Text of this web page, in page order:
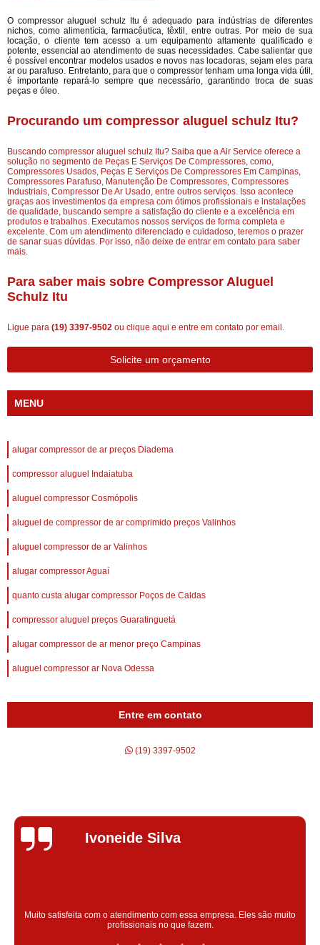
O compressor aluguel schulz Itu é adequado para indústrias de diferentes
nichos, como alimentícia, farmacêutica, têxtil, entre outras. Por meio de sua
locação, o cliente tem acesso a um equipamento altamente qualificado e
potente, essencial ao atendimento de suas necessidades. Cabe salientar que
é possível encontrar modelos usados e novos nas locadoras, sejam eles para
ar ou parafuso. Entretanto, para que o compressor tenham uma longa vida útil,
é importante repará-lo sempre que necessário, garantindo troca de suas
peças e óleo.
Procurando um compressor aluguel schulz Itu?
Buscando compressor aluguel schulz Itu? Saiba que a Air Service oferece a
solução no segmento de Peças E Serviços De Compressores, como,
Compressores Usados, Peças E Serviços De Compressores Em Campinas,
Compressores Parafuso, Manutenção De Compressores, Compressores
Industriais, Compressor De Ar Usado, entre outros serviços. Isso acontece
graças aos investimentos da empresa com ótimos profissionais e instalações
de qualidade, buscando sempre a satisfação do cliente e a excelência em
produtos e trabalhos. Executamos nossos serviços de forma completa e
excelente. Com um atendimento diferenciado e cuidadoso, teremos o prazer
de sanar suas dúvidas. Por isso, não deixe de entrar em contato para saber
mais.
Para saber mais sobre Compressor Aluguel
Schulz Itu
Ligue para (19) 3397-9502 ou clique aqui e entre em contato por email.
Solicite um orçamento
MENU
alugar compressor de ar preços Diadema
compressor aluguel Indaiatuba
aluguel compressor Cosmópolis
aluguel de compressor de ar comprimido preços Valinhos
aluguel compressor de ar Valinhos
alugar compressor Aguaí
quanto custa alugar compressor Poços de Caldas
compressor aluguel preços Guaratinguetá
alugar compressor de ar menor preço Campinas
aluguel compressor ar Nova Odessa
Entre em contato
(19) 3397-9502
Silvana Alves
Super satisfeita com o serviço prestado, atendimento muito bom!
colaoradores educado e transparente, destaque para o colaborador
Claudinei excelente profissional!